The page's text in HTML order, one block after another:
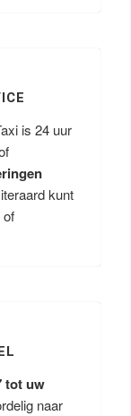
is 24 uur
kunt
tot uw
naar